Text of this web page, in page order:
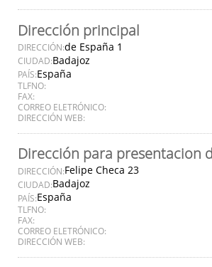
Dirección principal
DIRECCIÓN:de España 1
CIUDAD:Badajoz
PAÍS:España
TLFNO:
FAX:
CORREO ELETRÓNICO:
DIRECCIÓN WEB:
Dirección para presentacion
DIRECCIÓN:Felipe Checa 23
CIUDAD:Badajoz
PAÍS:España
TLFNO:
FAX:
CORREO ELETRÓNICO:
DIRECCIÓN WEB: